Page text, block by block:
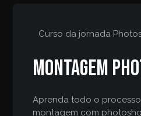
Curso da jornada
Montagem
Aprenda todo o
montagem com